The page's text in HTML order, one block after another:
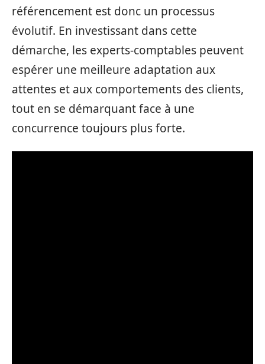
référencement est donc un processus
évolutif. En investissant dans cette
démarche, les experts-comptables peuvent
espérer une meilleure adaptation aux
attentes et aux comportements des clients,
tout en se démarquant face à une
concurrence toujours plus forte.